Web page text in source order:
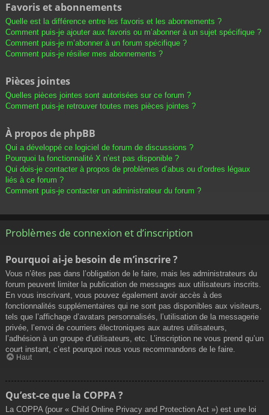
Favoris et abonnements
Quelle est la différence entre les favoris et les abonnements ?
Comment puis-je ajouter aux favoris ou m’abonner à un sujet spécifique ?
Comment puis-je m’abonner à un forum spécifique ?
Comment puis-je résilier mes abonnements ?
Pièces jointes
Quelles pièces jointes sont autorisées sur ce forum ?
Comment puis-je retrouver toutes mes pièces jointes ?
À propos de phpBB
Qui a développé ce logiciel de forum de discussions ?
Pourquoi la fonctionnalité X n’est pas disponible ?
Qui dois-je contacter à propos de problèmes d’abus ou d’ordres légaux
liés à ce forum ?
Comment puis-je contacter un administrateur du forum ?
Problèmes de connexion et d’inscription
Pourquoi ai-je besoin de m’inscrire ?
Vous n’êtes pas dans l’obligation de le faire, mais les administrateurs du
forum peuvent limiter la publication de messages aux utilisateurs inscrits.
En vous inscrivant, vous pouvez également avoir accès à des
fonctionnalités supplémentaires qui ne sont pas disponibles aux visiteurs,
tels que l’affichage d’avatars personnalisés, l’utilisation de la messagerie
privée, l’envoi de courriers électroniques aux autres utilisateurs,
l’adhésion à un groupe d’utilisateurs, etc. L’inscription ne vous prend qu’un
court instant, c’est pourquoi nous vous recommandons de le faire.
Haut
Qu’est-ce que la COPPA ?
La COPPA (pour « Child Online Privacy and Protection Act ») est une loi